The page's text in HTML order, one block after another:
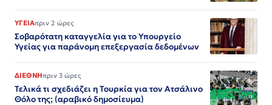
ΥΓΕΙΑπριν 2 ώρες
Σοβαρότατη καταγγελία για το Υπουργείο
Υγείας για παράνομη επεξεργασία δεδομένων
ΔΙΕΘΝΗπριν 3 ώρες
Τελικά τι σχεδιάζει η Τουρκία για τον Ατσάλινο
Θόλο της; (αραβικό δημοσίευμα)